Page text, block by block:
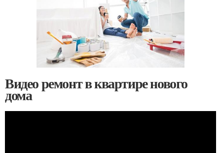
Видео ремонт в квартире нового
дома